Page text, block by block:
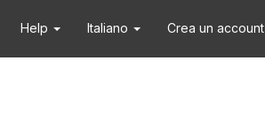
Help Italiano Crea un account